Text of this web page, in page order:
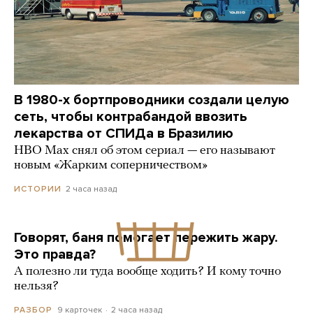
В 1980-х бортпроводники создали целую
сеть, чтобы контрабандой ввозить
лекарства от СПИДа в Бразилию
HBO Max снял об этом сериал — его называют
новым «Жарким соперничеством»
ИСТОРИИ 2 часа назад
Говорят, баня помогает пережить жару.
Это правда?
А полезно ли туда вообще ходить? И кому точно
нельзя?
РАЗБОР 9 карточек 2 часа назад